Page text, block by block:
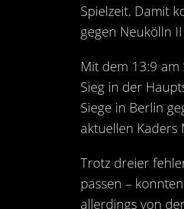
Spielzeit. Damit
gegen Neukölln
Mit dem 13:9
Sieg in der
Siege in Berlin
aktuellen Kaders
Trotz dreier
passen –
allerdings von